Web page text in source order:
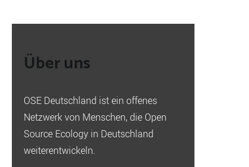
Über uns
OSE Deutschland ist ein offenes
Netzwerk von Menschen, die Open
Source Ecology in Deutschland
weiterentwickeln.